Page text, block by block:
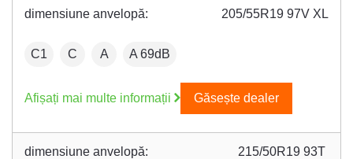
dimensiune anvelopă: 205/55R19 97V XL
:C1 Fuel efficiency:
C Wet grip:
A :A 69dB
Afișați mai multe informații Găsește dealer
dimensiune anvelopă: 215/50R19 93T